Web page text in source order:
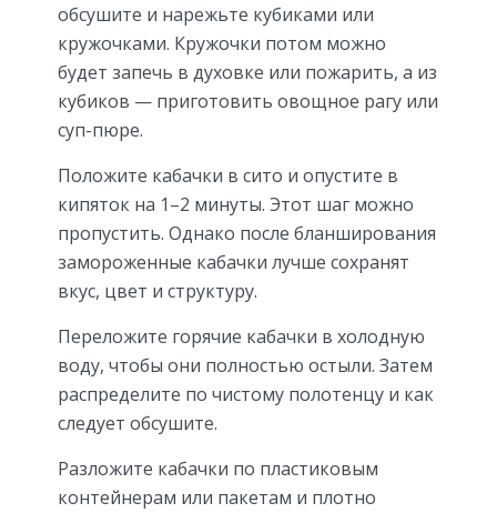
обсушите и нарежьте кубиками или
кружочками. Кружочки потом можно
будет запечь в духовке или пожарить, а из
кубиков — приготовить овощное рагу или
суп-пюре.
Положите кабачки в сито и опустите в
кипяток на 1–2 минуты. Этот шаг можно
пропустить. Однако после бланширования
замороженные кабачки лучше сохранят
вкус, цвет и структуру.
Переложите горячие кабачки в холодную
воду, чтобы они полностью остыли. Затем
распределите по чистому полотенцу и как
следует обсушите.
Разложите кабачки по пластиковым
контейнерам или пакетам и плотно